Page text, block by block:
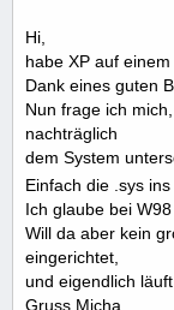
Hi,
habe XP auf
Dank eines guten
Nun frage ich
nachträglich
dem System
Einfach die .sys
Ich glaube bei
Will da aber kein
eingerichtet,
und eigendlich
Gruss Micha